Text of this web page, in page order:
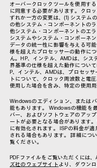
オーバークロックツールを使用す
に同意する必要があります。クロ
ずれか一方の変更は、(1) システム
の他システム・コンポーネントの
他システム・コンポーネントのエ
システムやシステム・コンポーネ
データの統一性に影響を与える可
様を超えたプロセッサーの動作に
ん。HP、インテル、AMDは、シ
界基準の仕様を超えた動作につい
P、インテル、AMDは、プロセッ
トについて、クロック周波数と電
使用した場合を含み、特定の使用
Windowsのエディション、または
能もあります。 Windowsの機能を
バー、およびソフトウェアのアッ
ートが必要となる場合があります
に有効化されます。 ISPの料金が
される場合もあります。 詳細につい
覧ください。
PDFファイルをご覧いただくには、
ズ社のウェブサイト より、ダウン